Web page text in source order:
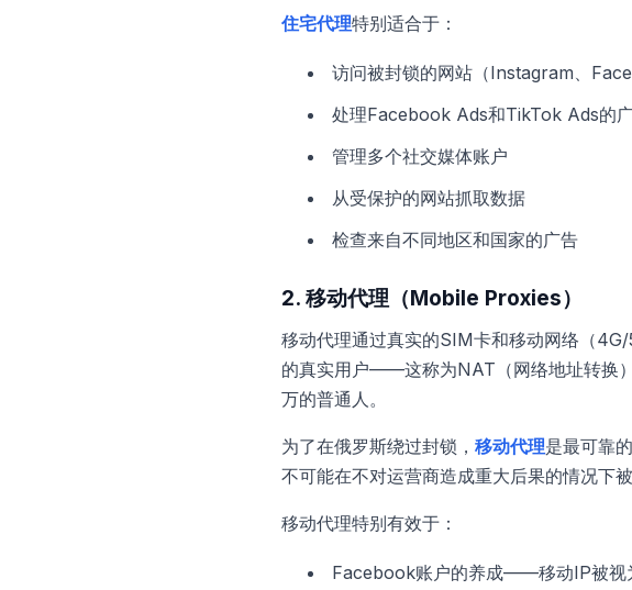
住宅代理特别适合于：
访问被封锁的网站（Instagram、
处理Facebook Ads和TikTok Ads的
管理多个社交媒体账户
从受保护的网站抓取数据
检查来自不同地区和国家的广告
2. 移动代理（Mobile Proxies）
移动代理通过真实的SIM卡和移动网络（
的真实用户——这称为NAT（网络地址转换
万的普通人。
为了在俄罗斯绕过封锁， 移动代理是最可靠
不可能在不对运营商造成重大后果的情况下被
移动代理特别有效于：
Facebook账户的养成——移动IP被视